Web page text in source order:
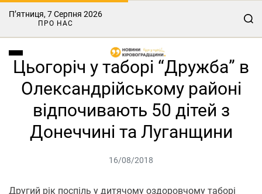
П’ятниця, 7 Серпня 2026
ПРО НАС
Цьогоріч у таборі “Дружба” в
Олександрійському районі
відпочивають 50 дітей з
Донеччині та Луганщини
16/08/2018
Другий рік поспіль у дитячому оздоровчому таборі